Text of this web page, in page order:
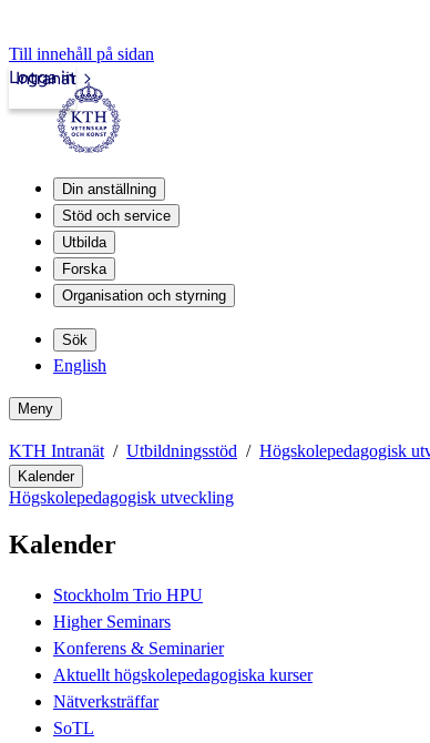
Till innehåll på sidan
Intranät
Logga in
Din anställning
Stöd och service
Utbilda
Forska
Organisation och styrning
Sök
English
Meny
KTH Intranät Utbildningsstöd Högskolepedagogisk
Kalender
Högskolepedagogisk utveckling
Kalender
Stockholm Trio HPU
Higher Seminars
Konferens & Seminarier
Aktuellt högskolepedagogiska kurser
Nätverksträffar
SoTL